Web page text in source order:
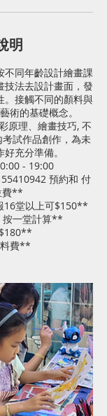
明
不同年齡設計繪畫課
技法去設計畫面，發
。接觸不同的顏料與
術的基礎概念。
原理、繪畫技巧, 不
試作品創作，為未
充分準備。
- 19:00
預約和 付
費**
16堂以上可$150**
一堂計算**
費**